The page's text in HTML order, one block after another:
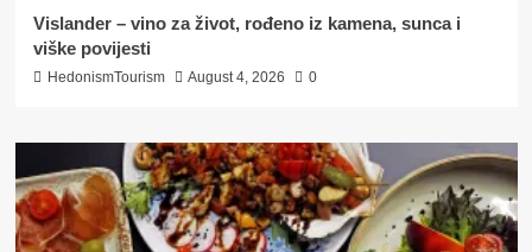
Vislander – vino za život, rođeno iz kamena, sunca i
viške povijesti
HedonismTourism August 4, 2026 0